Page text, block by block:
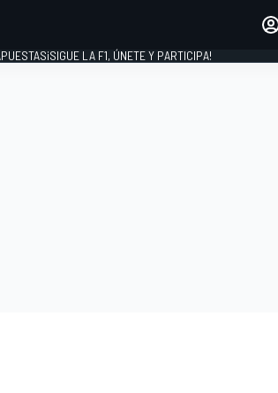
¡SIGUE LA F1, ÚNETE Y PARTICIPA!